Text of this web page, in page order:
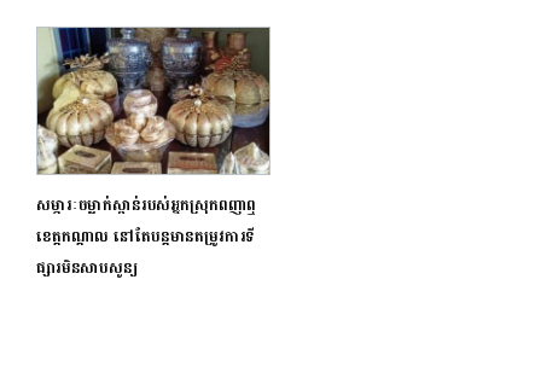
សម្ភារៈចម្លាក់ស្ពាន់របស់អ្នកស្រុកពញាឮ
ខេត្តកណ្តាល នៅតែបន្តមានតម្រូវការទី
ផ្សារមិនសាបសូន្យ